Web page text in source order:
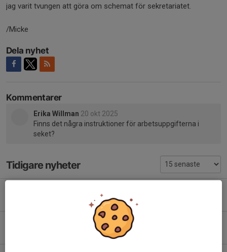
jag varit tvungen att göra om schemat för sekretariatet.
/Micke
Dela nyhet
Kommentarer
Erika Willman 20 okt 2025
Finns det några instruktioner för arbetsuppgifterna i
seket?
Tidigare nyheter
0
Newbody försäljning - 10 dagar kvar